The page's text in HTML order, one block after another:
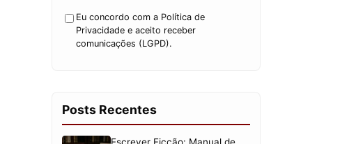
Eu concordo com a Política de
Privacidade e aceito receber
comunicações (LGPD).
Posts Recentes